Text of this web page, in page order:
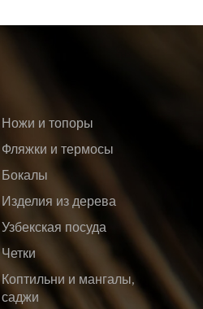
Ножи и топоры
Фляжки и термосы
Бокалы
Изделия из дерева
Узбекская посуда
Четки
Коптильни и мангалы,
саджи